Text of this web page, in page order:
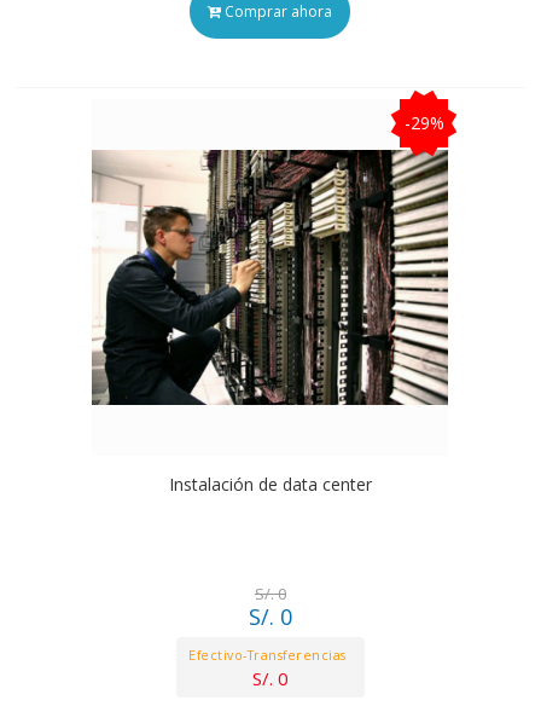
Comprar ahora
-29%
Instalación de data center
S/. 0
S/. 0
Efectivo-Transferencias
S/. 0